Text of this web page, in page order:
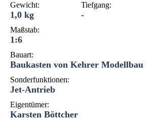
Gewicht: Tiefgang:
1,0 kg -
Maßstab:
1:6
Bauart:
Baukasten von Kehrer Modellbau
Sonderfunktionen:
Jet-Antrieb
Eigentümer:
Karsten Böttcher